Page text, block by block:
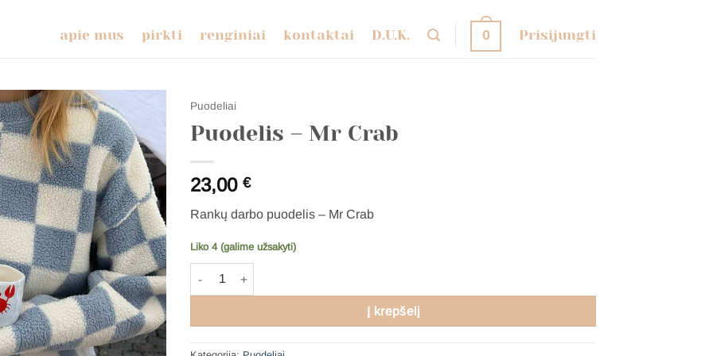
apie mus pirkti renginiai kontaktai D.U.K. 0 Prisijungti
Puodeliai
Puodelis – Mr Crab
23,00 €
Rankų darbo puodelis – Mr Crab
Liko 4 (galime užsakyti)
produkto kiekis: Puodelis – Mr Crab
Į krepšelį